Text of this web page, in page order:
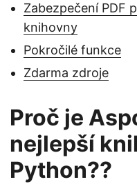
Zabezpečení PDF
knihovny
Pokročilé funkce
Zdarma zdroje
Proč je
nejlepší
Python??